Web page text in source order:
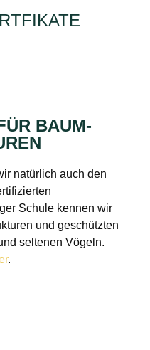
BAUM-
natürlich auch den
Schule kennen wir
und geschützten
seltenen Vögeln.
.